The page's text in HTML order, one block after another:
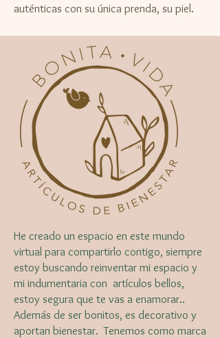
auténticas con su única prenda, su piel.
He creado un espacio en este mundo
virtual para compartirlo contigo, siempre
estoy buscando reinventar mi espacio y
mi indumentaria con artículos bellos,
estoy segura que te vas a enamorar..
Además de ser bonitos, es decorativo y
aportan bienestar. Tenemos como marca